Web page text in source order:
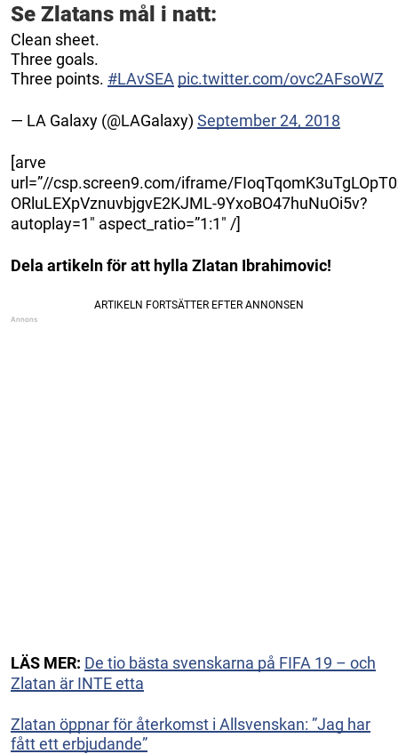
Se Zlatans mål i natt:
Clean sheet.
Three goals.
Three points. #LAvSEA pic.twitter.com/ovc2AFsoWZ
— LA Galaxy (@LAGalaxy) September 24, 2018
[arve
url=”//csp.screen9.com/iframe/
ORluLEXpVznuvbjgvE2KJML-9YxoBO47huNuOi5v?
autoplay=1″ aspect_ratio=”1:1″ /]
Dela artikeln för att hylla Zlatan Ibrahimovic!
LÄS MER: De tio bästa svenskarna på FIFA 19 – och
Zlatan är INTE etta
Zlatan öppnar för återkomst i Allsvenskan: ”Jag har
fått ett erbjudande”